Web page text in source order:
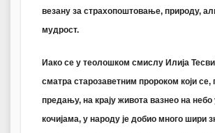
везану за страхопоштовање, природу,
мудрост.
Иако се у теолошком смислу Илија
сматра старозаветним пророком који се,
предању, на крају живота вазнео на
кочијама, у народу је добио много шири